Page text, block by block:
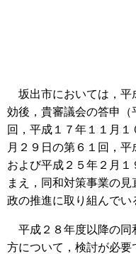
坂出市においては，平
効後，貴審議会の答申（
回，平成１７年１１月１
月２９日の第６１回，
および平成２５年２月
まえ，同和対策事業の
政の推進に取り組んでい
平成２８年度以降の同
方について，検討が必